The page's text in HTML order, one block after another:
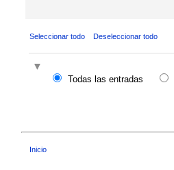
Seleccionar todo Deseleccionar todo
Todas las entradas
Inicio